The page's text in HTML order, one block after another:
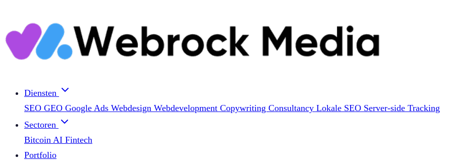
Diensten
SEO GEO Google Ads Webdesign Webdevelopment Copywriting Consultancy Lokale SEO Server-side Tracking
Sectoren
Bitcoin AI Fintech
Portfolio